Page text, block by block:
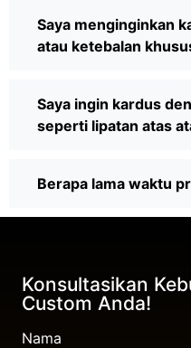
Saya menginginkan
atau ketebalan
Saya ingin kardus
seperti lipatan atas
Berapa lama waktu
Konsultasikan
Custom Anda!
Nama